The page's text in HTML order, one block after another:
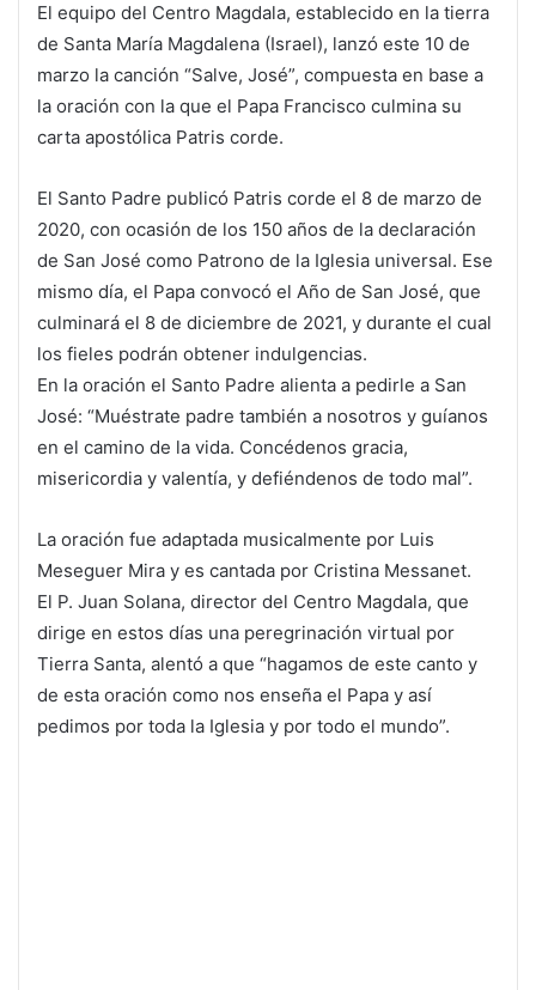
El equipo del Centro Magdala, establecido en la tierra
de Santa María Magdalena (Israel), lanzó este 10 de
marzo la canción “Salve, José”, compuesta en base a
la oración con la que el Papa Francisco culmina su
carta apostólica Patris corde.
El Santo Padre publicó Patris corde el 8 de marzo de
2020, con ocasión de los 150 años de la declaración
de San José como Patrono de la Iglesia universal. Ese
mismo día, el Papa convocó el Año de San José, que
culminará el 8 de diciembre de 2021, y durante el cual
los fieles podrán obtener indulgencias.
En la oración el Santo Padre alienta a pedirle a San
José: “Muéstrate padre también a nosotros y guíanos
en el camino de la vida. Concédenos gracia,
misericordia y valentía, y defiéndenos de todo mal”.
La oración fue adaptada musicalmente por Luis
Meseguer Mira y es cantada por Cristina Messanet.
El P. Juan Solana, director del Centro Magdala, que
dirige en estos días una peregrinación virtual por
Tierra Santa, alentó a que “hagamos de este canto y
de esta oración como nos enseña el Papa y así
pedimos por toda la Iglesia y por todo el mundo”.